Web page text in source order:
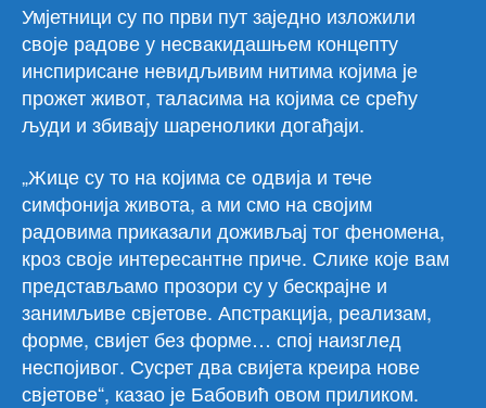
Умјетници су по први пут заједно изложили
своје радове у несвакидашњем концепту
инспирисане невидљивим нитима којима је
прожет живот, таласима на којима се срећу
људи и збивају шаренолики догађаји.
„Жице су то на којима се одвија и тече
симфонија живота, а ми смо на својим
радовима приказали доживљај тог феномена,
кроз своје интересантне приче. Слике које вам
представљамо прозори су у бескрајне и
занимљиве свјетове. Апстракција, реализам,
форме, свијет без форме… спој наизглед
неспојивог. Сусрет два свијета креира нове
свјетове“, казао је Бабовић овом приликом.